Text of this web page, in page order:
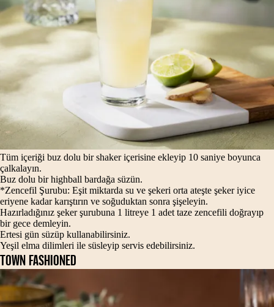
Tüm içeriği buz dolu bir shaker içerisine ekleyip 10 saniye boyunca
çalkalayın.
Buz dolu bir highball bardağa süzün.
*Zencefil Şurubu: Eşit miktarda su ve şekeri orta ateşte şeker iyice
eriyene kadar karıştırın ve soğuduktan sonra şişeleyin.
Hazırladığınız şeker şurubuna 1 litreye 1 adet taze zencefili doğrayıp
bir gece demleyin.
Ertesi gün süzüp kullanabilirsiniz.
Yeşil elma dilimleri ile süsleyip servis edebilirsiniz.
TOWN FASHIONED